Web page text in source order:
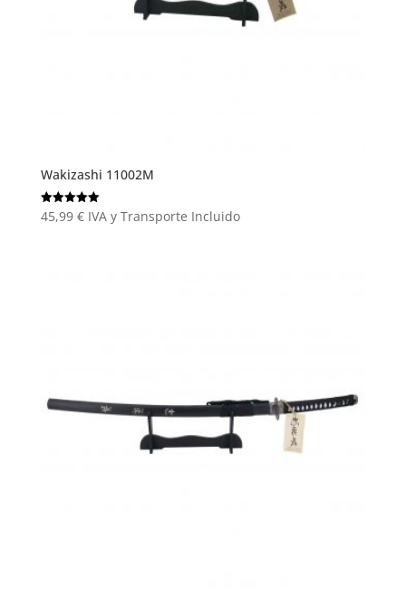
Wakizashi 11002M
Valorado
con
45,99 € IVA y Transporte Incluido